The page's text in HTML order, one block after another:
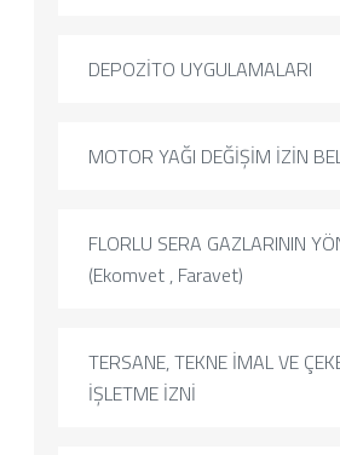
DEPOZİTO UYGULAMALARI
MOTOR YAĞI DEĞİŞİM İZİN
FLORLU SERA GAZLARININ
(Ekomvet , Faravet)
TERSANE, TEKNE İMAL VE
İŞLETME İZNİ